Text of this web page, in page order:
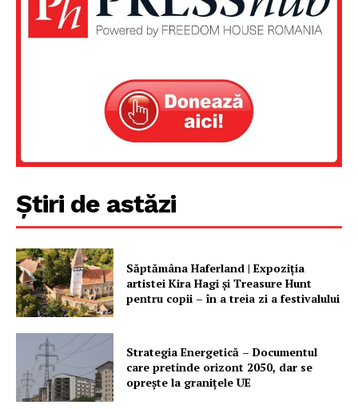
Știri de astăzi
Săptămâna Haferland | Expoziţia
artistei Kira Hagi şi Treasure Hunt
pentru copii – în a treia zi a festivalului
Strategia Energetică – Documentul
care pretinde orizont 2050, dar se
oprește la granițele UE